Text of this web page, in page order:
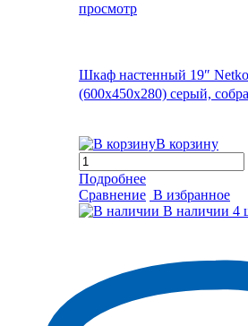
просмотр
Шкаф настенный 19″
(600x450x280) серый,
В корзину
Подробнее
Сравнение В избранное
В наличии 4